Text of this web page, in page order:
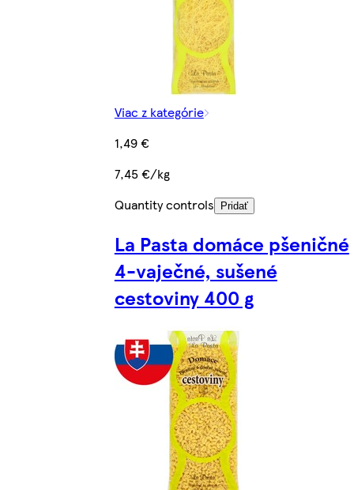
Viac z kategórie
1,49 €
7,45 €/kg
Quantity controls
Pridať
La Pasta domáce pšeničné
4-vaječné, sušené
cestoviny 400 g